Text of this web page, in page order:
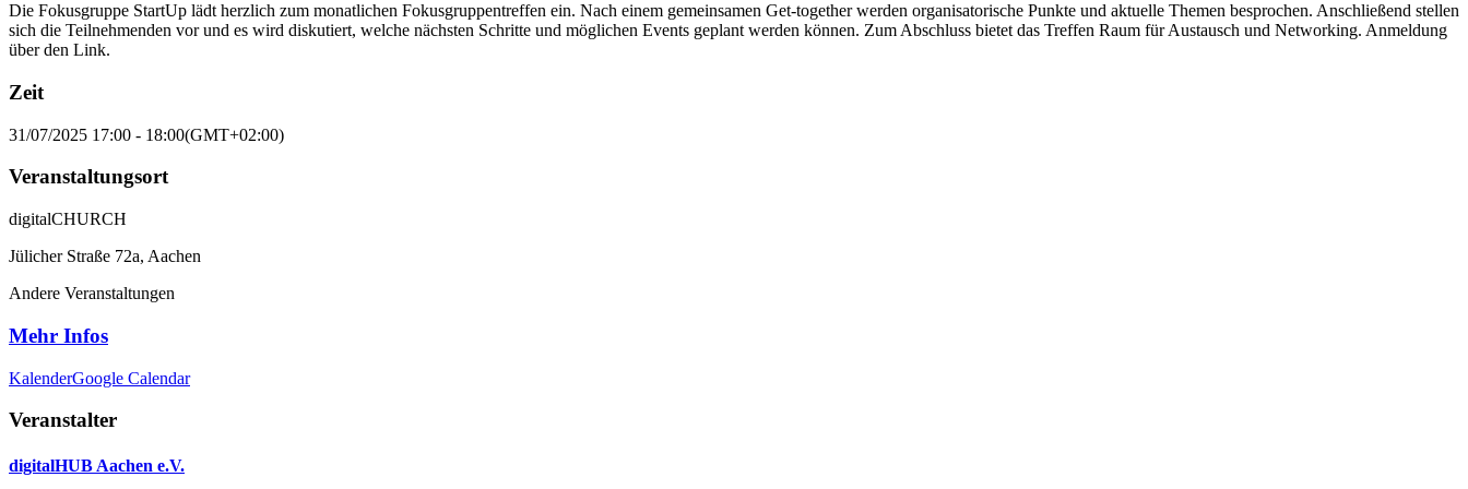
Die Fokusgruppe StartUp lädt herzlich zum monatlichen Fokusgruppentreffen ein. Nach einem gemeinsamen Get-together werden organisatorische Punkte und aktuelle Themen besprochen. Anschließend stellen
sich die Teilnehmenden vor und es wird diskutiert, welche nächsten Schritte und möglichen Events geplant werden können. Zum Abschluss bietet das Treffen Raum für Austausch und Networking. Anmeldung
über den Link.
Zeit
31/07/2025 17:00 - 18:00(GMT+02:00)
Veranstaltungsort
digitalCHURCH
Jülicher Straße 72a, Aachen
Andere Veranstaltungen
Mehr Infos
KalenderGoogle Calendar
Veranstalter
digitalHUB Aachen e.V.